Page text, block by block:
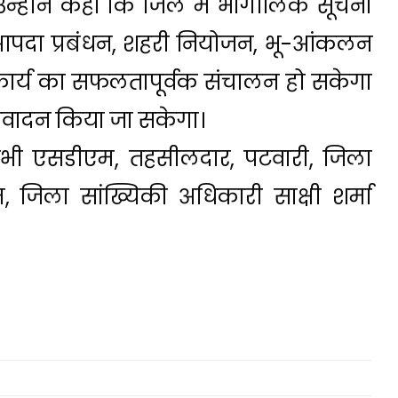
प्रबंधन, शहरी नियोजन, भू-आंकलन
का सफलतापूर्वक संचालन हो सकेगा
किया जा सकेगा।
तहसीलदार, पटवारी, जिला
सांख्यिकी अधिकारी साक्षी शर्मा